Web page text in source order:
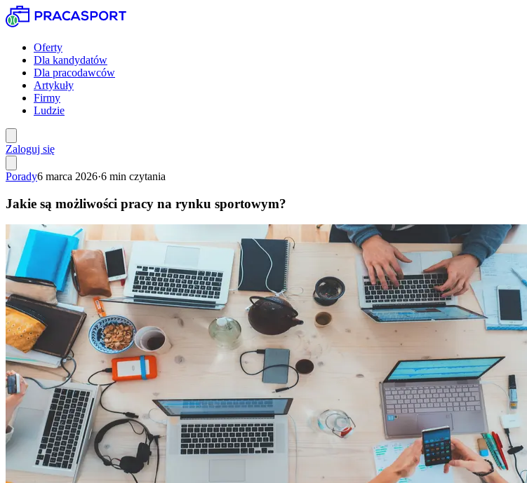
Oferty
Dla kandydatów
Dla pracodawców
Artykuły
Firmy
Ludzie
Zaloguj się
Porady6 marca 2026·6 min czytania
Jakie są możliwości pracy na rynku sportowym?